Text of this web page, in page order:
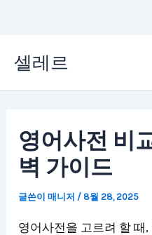
츠
셀레르
영어사전 비
벽 가이드
글쓴이매니저 / 8월 28, 2025
영어사전을 고르려 할 때